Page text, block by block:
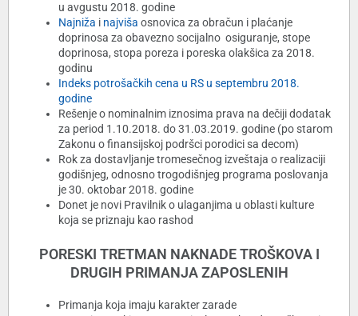
u avgustu 2018. godine
Najniža i najviša osnovica za obračun i plaćanje
doprinosa za obavezno socijalno osiguranje, stope
doprinosa, stopa poreza i poreska olakšica za 2018.
godinu
Indeks potrošačkih cena u RS u septembru 2018.
godine
Rešenje o nominalnim iznosima prava na dečiji dodatak
za period 1.10.2018. do 31.03.2019. godine (po starom
Zakonu o finansijskoj podršci porodici sa decom)
Rok za dostavljanje tromesečnog izveštaja o realizaciji
godišnjeg, odnosno trogodišnjeg programa poslovanja
je 30. oktobar 2018. godine
Donet je novi Pravilnik o ulaganjima u oblasti kulture
koja se priznaju kao rashod
PORESKI TRETMAN NAKNADE TROŠKOVA I
DRUGIH PRIMANJA ZAPOSLENIH
Primanja koja imaju karakter zarade